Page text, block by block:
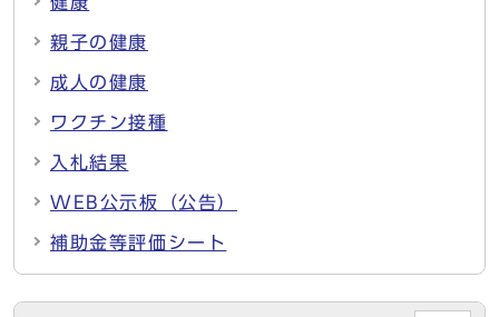
親子の健康
成人の健康
ワクチン接種
入札結果
WEB公示板（公告）
補助金等評価シート